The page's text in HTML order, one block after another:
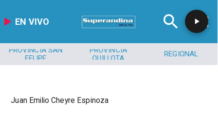
EN VIVO
PROVINCIA SAN
FELIPE
PROVINCIA
QUILLOTA
REGIONAL
Juan Emilio Cheyre Espinoza